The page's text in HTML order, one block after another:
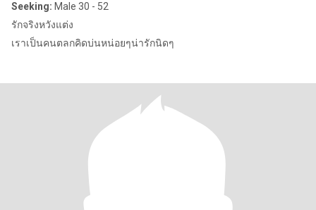
Seeking: Male 30 - 52
รักจริงหวังแต่ง
เราเป็นคนตลกคิดบ่นหน่อยๆน่ารักนิดๆ